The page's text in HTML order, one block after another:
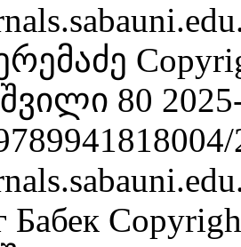
80
Бабек